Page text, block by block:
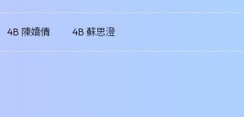
4B 陳嬌倩 4B 蘇思澄